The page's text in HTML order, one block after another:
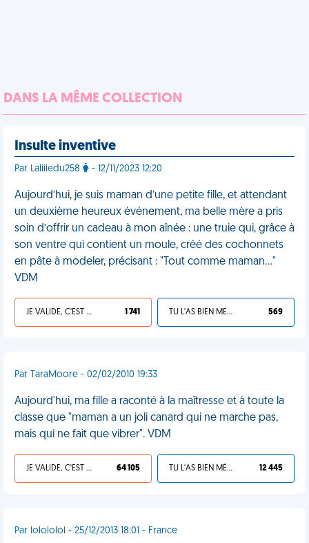
DANS LA MÊME COLLECTION
Insulte inventive
Par Laliiiedu258 - 12/11/2023 12:20
Aujourd’hui, je suis maman d’une petite fille, et attendant
un deuxième heureux événement, ma belle mère a pris
soin d’offrir un cadeau à mon aînée : une truie qui, grâce à
son ventre qui contient un moule, créé des cochonnets
en pâte à modeler, précisant : "Tout comme maman…"
VDM
JE VALIDE, C'EST UNE VDM 1 741 TU L'AS BIEN MÉRITÉ 569
Par TaraMoore - 02/02/2010 19:33
Aujourd'hui, ma fille a raconté à la maîtresse et à toute la
classe que "maman a un joli canard qui ne marche pas,
mais qui ne fait que vibrer". VDM
JE VALIDE, C'EST UNE VDM 64 105 TU L'AS BIEN MÉRITÉ 12 445
Par lolololol - 25/12/2013 18:01 - France